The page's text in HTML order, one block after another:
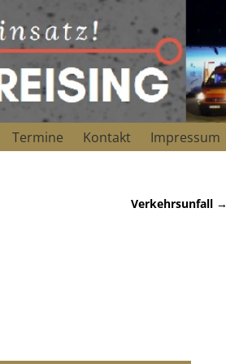
Termine Kontakt
Impressum
Verkehrsunfall →